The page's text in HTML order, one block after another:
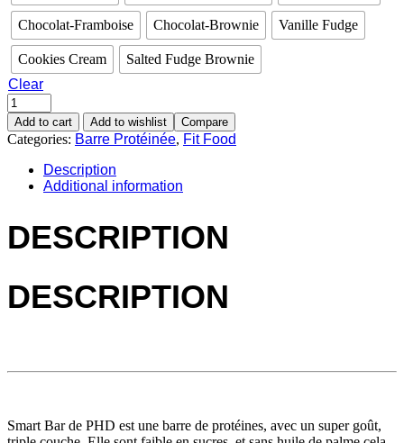
Chocolat-Framboise Chocolat-Brownie Vanille Fudge
Cookies Cream
Salted Fudge Brownie
Clear
Add to cart Add to wishlist Compare
Categories: Barre Protéinée, Fit Food
Description
Additional information
DESCRIPTION
DESCRIPTION
Smart Bar de PHD est une barre de protéines, avec un super goût,